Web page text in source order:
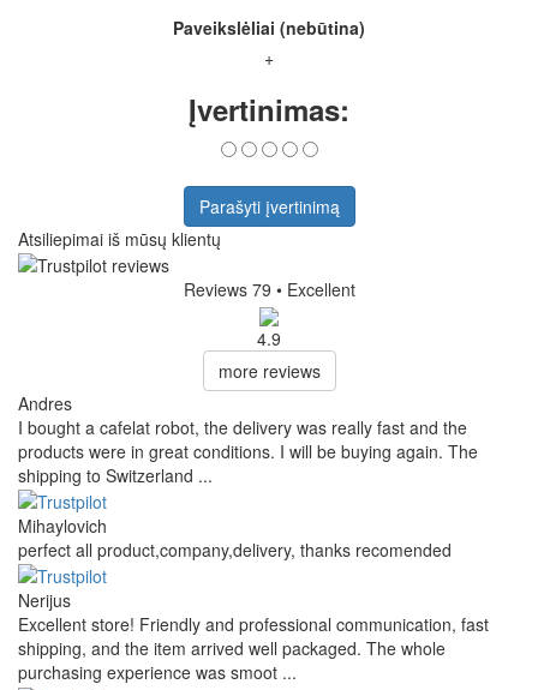
Paveikslėliai (nebūtina)
+
Įvertinimas:
Parašyti įvertinimą
Atsiliepimai iš mūsų klientų
Reviews 79 • Excellent
4.9
more reviews
Andres
I bought a cafelat robot, the delivery was really fast and the
products were in great conditions. I will be buying again. The
shipping to Switzerland ...
Mihaylovich
perfect all product,company,delivery, thanks recomended
Nerijus
Excellent store! Friendly and professional communication, fast
shipping, and the item arrived well packaged. The whole
purchasing experience was smoot ...